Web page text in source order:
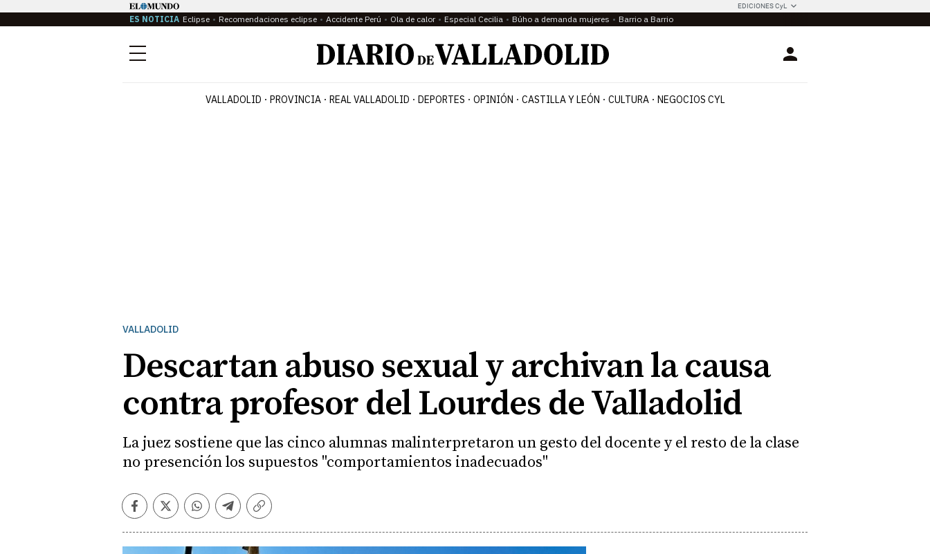
EDICIONES CyL
ES NOTICIA Eclipse Recomendaciones eclipse Accidente Perú Ola de calor Especial Cecilia Búho a demanda mujeres Barrio a Barrio
Menú Login
VALLADOLID PROVINCIA REAL VALLADOLID DEPORTES OPINIÓN CASTILLA Y LEÓN CULTURA NEGOCIOS CYL
VALLADOLID
Descartan abuso sexual y archivan la causa
contra profesor del Lourdes de Valladolid
La juez sostiene que las cinco alumnas malinterpretaron un gesto del docente y el resto de la clase
no presención los supuestos "comportamientos inadecuados"
Facebook
TwitterWhatsapp
Telegram
Copiar